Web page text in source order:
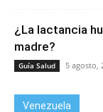
¿La lactancia
madre?
Guía Salud 5 agosto,
Venezuela